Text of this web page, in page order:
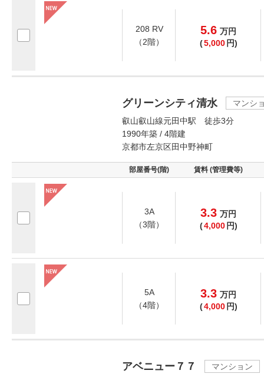
208 RV
（2階）
5.6 万円
(5,000 円)
グリーンシティ清水
マンシ
叡山叡山線元田中駅 徒歩3分
1990年築 / 4階建
京都市左京区田中野神町
部屋番号(階) 賃料 (管理費等)
3A
（3階）
3.3 万円
(4,000 円)
5A
（4階）
3.3 万円
(4,000 円)
アベニュー７７
マンション